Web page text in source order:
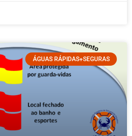
ÁGUAS RÁPIDAS+SEGURAS